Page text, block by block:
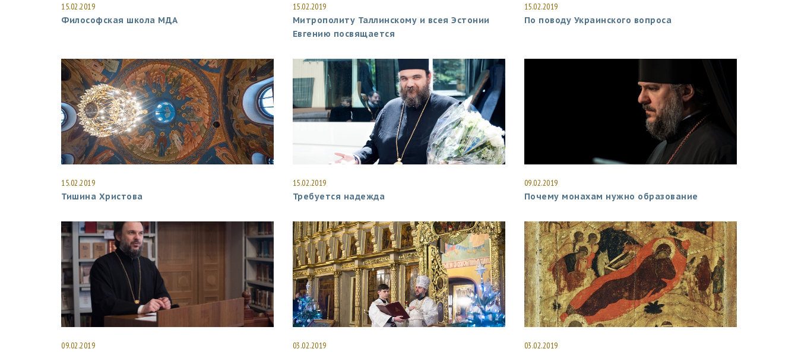
15.02.2019
Философская школа МДА
15.02.2019
Митрополиту Таллинскому и всея Эстонии
Евгению посвящается
15.02.2019
По поводу Украинского вопроса
15.02.2019
Тишина Христова
15.02.2019
Требуется надежда
09.02.2019
Почему монахам нужно образование
09.02.2019
03.02.2019
03.02.2019